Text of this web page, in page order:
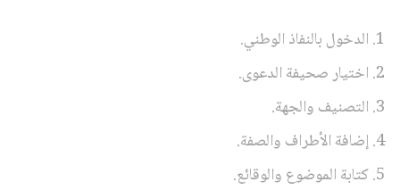
الدخول بالنفاذ الوطني.
اختيار صحيفة الدعوى.
التصنيف والجهة.
إضافة الأطراف والصفة.
كتابة الموضوع والوقائع.